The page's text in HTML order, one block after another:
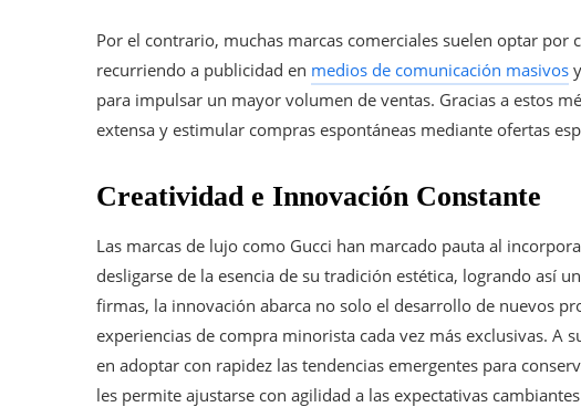
Por el contrario, muchas marcas comerciales suelen optar por
recurriendo a publicidad en medios de comunicación masivos
para impulsar un mayor volumen de ventas. Gracias a estos
extensa y estimular compras espontáneas mediante ofertas
Creatividad e Innovación Constante
Las marcas de lujo como Gucci han marcado pauta al
desligarse de la esencia de su tradición estética, logrando así
firmas, la innovación abarca no solo el desarrollo de nuevos
experiencias de compra minorista cada vez más exclusivas. A
en adoptar con rapidez las tendencias emergentes para
les permite ajustarse con agilidad a las expectativas